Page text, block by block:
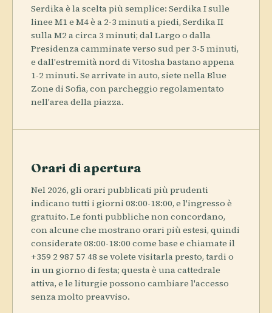
Serdika è la scelta più semplice: Serdika I sulle
linee M1 e M4 è a 2-3 minuti a piedi, Serdika II
sulla M2 a circa 3 minuti; dal Largo o dalla
Presidenza camminate verso sud per 3-5 minuti,
e dall'estremità nord di Vitosha bastano appena
1-2 minuti. Se arrivate in auto, siete nella Blue
Zone di Sofia, con parcheggio regolamentato
nell'area della piazza.
Orari di apertura
Nel 2026, gli orari pubblicati più prudenti
indicano tutti i giorni 08:00-18:00, e l'ingresso è
gratuito. Le fonti pubbliche non concordano,
con alcune che mostrano orari più estesi, quindi
considerate 08:00-18:00 come base e chiamate il
+359 2 987 57 48 se volete visitarla presto, tardi o
in un giorno di festa; questa è una cattedrale
attiva, e le liturgie possono cambiare l'accesso
senza molto preavviso.